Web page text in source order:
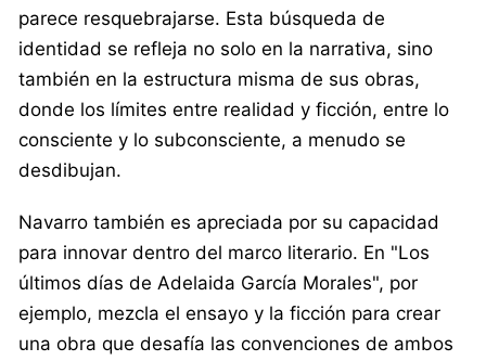
parece resquebrajarse. Esta búsqueda de
identidad se refleja no solo en la narrativa, sino
también en la estructura misma de sus obras,
donde los límites entre realidad y ficción, entre lo
consciente y lo subconsciente, a menudo se
desdibujan.
Navarro también es apreciada por su capacidad
para innovar dentro del marco literario. En "Los
últimos días de Adelaida García Morales", por
ejemplo, mezcla el ensayo y la ficción para crear
una obra que desafía las convenciones de ambos